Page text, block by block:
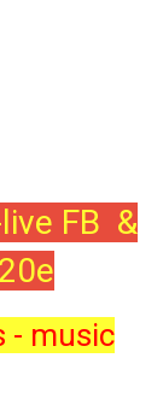
FB &
- music